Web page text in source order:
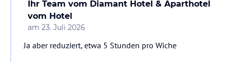
Ihr Team vom Diamant Hotel & Aparthotel
vom Hotel
am 23. Juli 2026
Ja aber reduziert, etwa 5 Stunden pro Wiche